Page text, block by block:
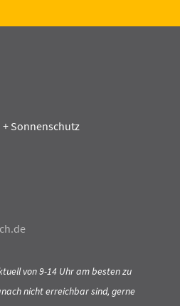
Sonnenschutz
von 9-14 Uhr am besten zu
nicht erreichbar sind, gerne